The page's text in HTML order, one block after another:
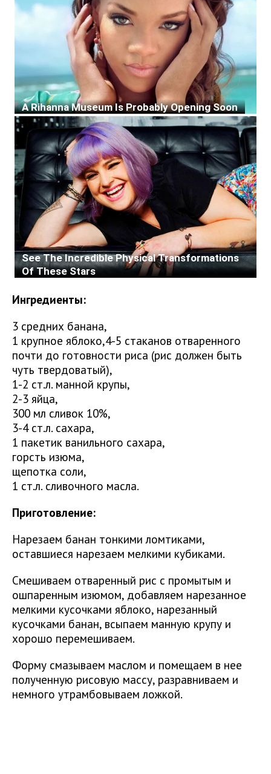
Ингредиенты:
3 средних банана,
1 крупное яблоко,4-5 стаканов отваренного
почти до готовности риса (рис должен быть
чуть твердоватый),
1-2 ст.л. манной крупы,
2-3 яйца,
300 мл сливок 10%,
3-4 ст.л. сахара,
1 пакетик ванильного сахара,
горсть изюма,
щепотка соли,
1 ст.л. сливочного масла.
Приготовление:
Нарезаем банан тонкими ломтиками,
оставшиеся нарезаем мелкими кубиками.
Смешиваем отваренный рис с промытым и
ошпаренным изюмом, добавляем нарезанное
мелкими кусочками яблоко, нарезанный
кусочками банан, всыпаем манную крупу и
хорошо перемешиваем.
Форму смазываем маслом и помещаем в нее
полученную рисовую массу, разравниваем и
немного утрамбовываем ложкой.